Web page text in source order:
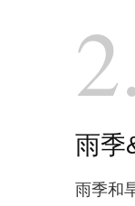
雨季
雨季和